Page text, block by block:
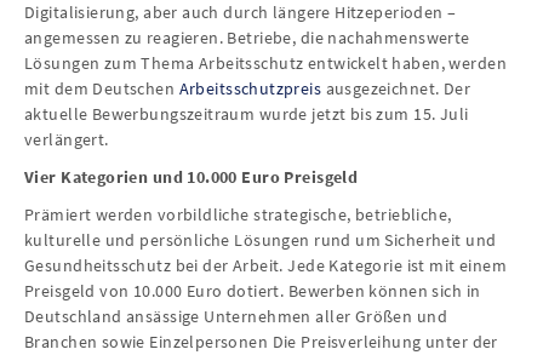
Digitalisierung, aber auch durch längere Hitzeperioden –
angemessen zu reagieren. Betriebe, die nachahmenswerte
Lösungen zum Thema Arbeitsschutz entwickelt haben, werden
mit dem Deutschen Arbeitsschutzpreis ausgezeichnet. Der
aktuelle Bewerbungszeitraum wurde jetzt bis zum 15. Juli
verlängert.
Vier Kategorien und 10.000 Euro Preisgeld
Prämiert werden vorbildliche strategische, betriebliche,
kulturelle und persönliche Lösungen rund um Sicherheit und
Gesundheitsschutz bei der Arbeit. Jede Kategorie ist mit einem
Preisgeld von 10.000 Euro dotiert. Bewerben können sich in
Deutschland ansässige Unternehmen aller Größen und
Branchen sowie Einzelpersonen Die Preisverleihung unter der